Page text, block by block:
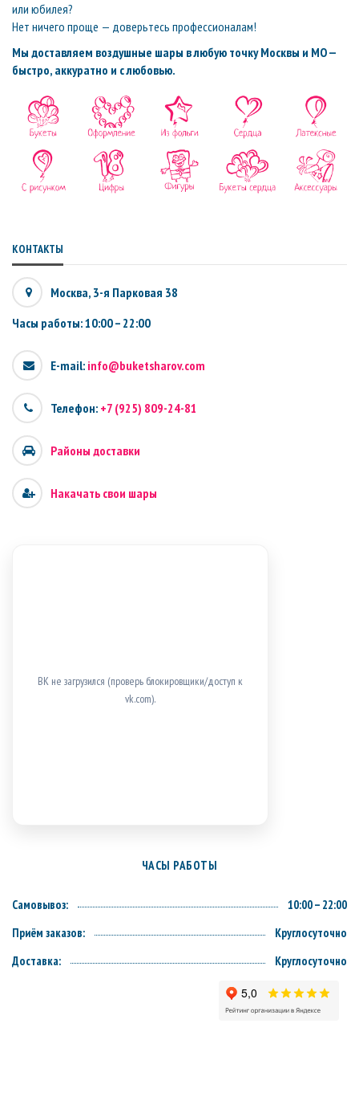
или юбилея?
Нет ничего проще — доверьтесь профессионалам!
Мы доставляем воздушные шары в любую точку Москвы и МО —
быстро, аккуратно и с любовью.
КОНТАКТЫ
Москва, 3-я Парковая 38
Часы работы: 10:00 – 22:00
E-mail: info@buketsharov.com
Телефон: +7 (925) 809-24-81
Районы доставки
Накачать свои шары
ВК не загрузился (проверь блокировщики/доступ к
vk.com).
ЧАСЫ РАБОТЫ
Самовывоз:
10:00 – 22:00
Приём заказов:
Круглосуточно
Доставка:
Круглосуточно